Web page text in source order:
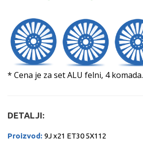
* Cena je za set ALU felni, 4 komada.
DETALJI:
Proizvod: 9J x21 ET30 5X112